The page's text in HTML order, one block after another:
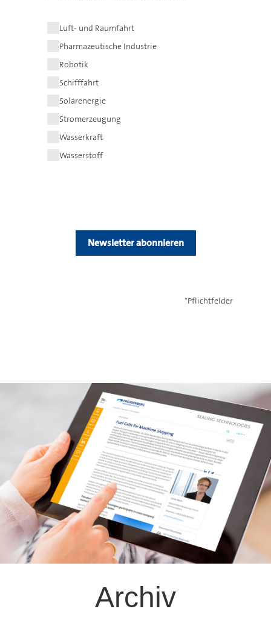
Luft- und Raumfahrt
Pharmazeutische Industrie
Robotik
Schifffahrt
Solarenergie
Stromerzeugung
Wasserkraft
Wasserstoff
Newsletter abonnieren
*Pflichtfelder
Archiv